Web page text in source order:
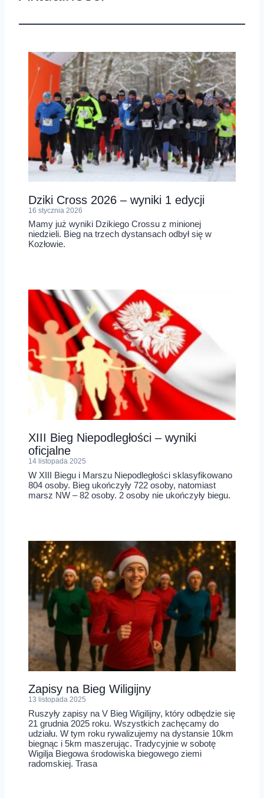
Dziki Cross 2026 – wyniki 1 edycji
16 stycznia 2026
Mamy już wyniki Dzikiego Crossu z minionej
niedzieli. Bieg na trzech dystansach odbył się w
Kozłowie.
XIII Bieg Niepodległości – wyniki
oficjalne
14 listopada 2025
W XIII Biegu i Marszu Niepodległości sklasyfikowano
804 osoby. Bieg ukończyły 722 osoby, natomiast
marsz NW – 82 osoby. 2 osoby nie ukończyły biegu.
Zapisy na Bieg Wiligijny
13 listopada 2025
Ruszyły zapisy na V Bieg Wigilijny, który odbędzie się
21 grudnia 2025 roku. Wszystkich zachęcamy do
udziału. W tym roku rywalizujemy na dystansie 10km
biegnąc i 5km maszerując. Tradycyjnie w sobotę
Wigilja Biegowa środowiska biegowego ziemi
radomskiej. Trasa